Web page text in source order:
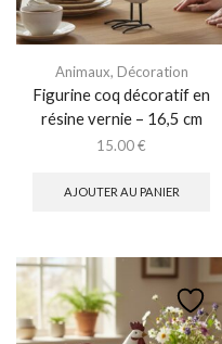
Animaux, Décoration
Figurine coq décoratif en
résine vernie – 16,5 cm
15.00€
AJOUTER AU PANIER